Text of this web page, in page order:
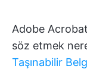
Adobe
söz etmek
Taşınabilir